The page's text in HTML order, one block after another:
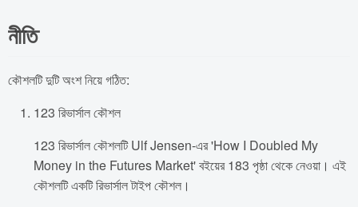
নীতি
কৌশলটি দুটি অংশ নিয়ে গঠিত:
123 রিভার্সাল কৌশল
123 রিভার্সাল কৌশলটি Ulf Jensen-এর 'How I Doubled My
Money in the Futures Market' বইয়ের 183 পৃষ্ঠা থেকে নেওয়া। এই
কৌশলটি একটি রিভার্সাল টাইপ কৌশল।